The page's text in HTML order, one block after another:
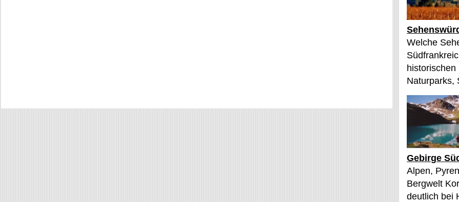
Welche
Naturparks,
Gebirge
Alpen,
Bergwelt
deutlich bei